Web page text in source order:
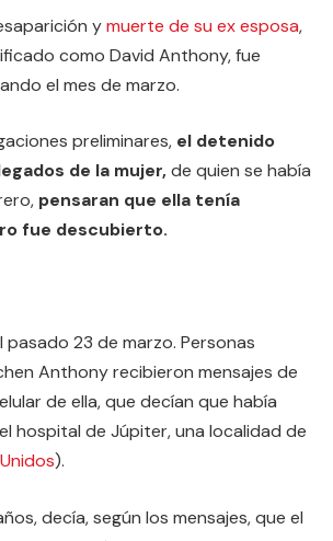
ymuerte de su ex esposa,
como David Anthony, fue
el mes de marzo.
preliminares, el detenido
de la mujer,de quien se había
pensaran que ella tenía
fue descubierto.
23 de marzo. Personas
Anthony recibieron mensajes de
de ella, que decían que había
hospital de Júpiter, una localidad de
).
decía, según los mensajes, que el